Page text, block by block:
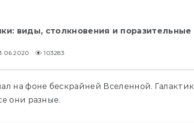
виды, столкновения и поразительные
103283
на фоне бескрайней Вселенной. Галактик